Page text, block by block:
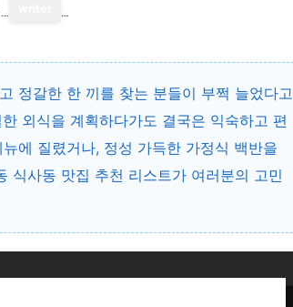
정갈한 한 끼를 찾는 분들이 부쩍 늘었다고
외식을 계획하다가도 결국은 익숙하고 편
에 질렸거나, 정성 가득한 가정식 백반을
식사동 맛집 추천 리스트가 여러분의 고민